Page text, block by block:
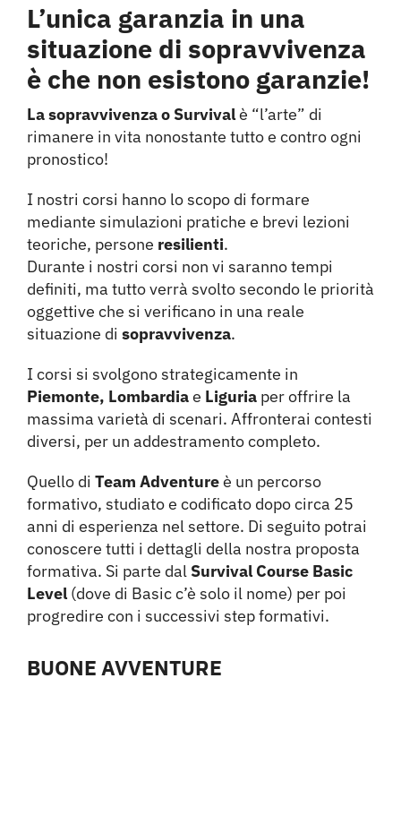
L’unica garanzia in una
situazione di sopravvivenza
è che non esistono garanzie!
La sopravvivenza o Survivalè “l’arte” di
rimanere in vita nonostante tutto e contro ogni
pronostico!
I nostri corsi hanno lo scopo di formare
mediante simulazioni pratiche e brevi lezioni
teoriche, persone resilienti.
Durante i nostri corsi non vi saranno tempi
definiti, ma tutto verrà svolto secondo le priorità
oggettive che si verificano in una reale
situazione di sopravvivenza.
I corsi si svolgono strategicamente in
Piemonte, Lombardiae Liguriaper offrire la
massima varietà di scenari. Affronterai contesti
diversi, per un addestramento completo.
Quello di Team Adventureè un percorso
formativo, studiato e codificato dopo circa 25
anni di esperienza nel settore. Di seguito potrai
conoscere tutti i dettagli della nostra proposta
formativa. Si parte dal Survival Course Basic
Level(dove di Basic c’è solo il nome) per poi
progredire con i successivi step formativi.
BUONE AVVENTURE